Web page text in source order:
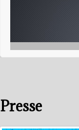
Presse